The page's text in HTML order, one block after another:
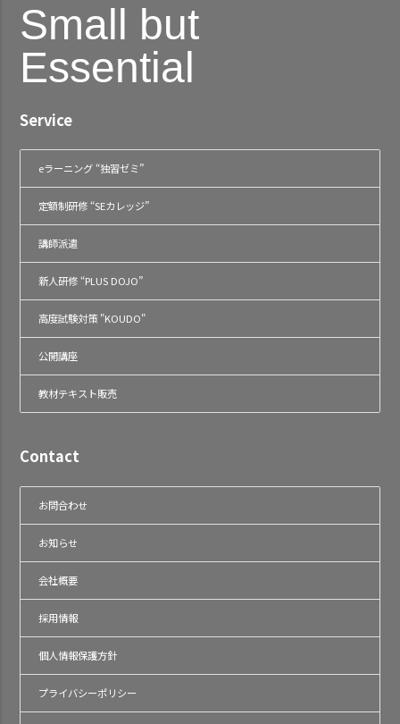
Small but
Essential
Service
eラーニング “独習ゼミ”
定額制研修 “SEカレッジ”
講師派遣
新人研修 “PLUS DOJO”
高度試験対策 "KOUDO"
公開講座
教材テキスト販売
Contact
お問合わせ
お知らせ
会社概要
採用情報
個人情報保護方針
プライバシーポリシー